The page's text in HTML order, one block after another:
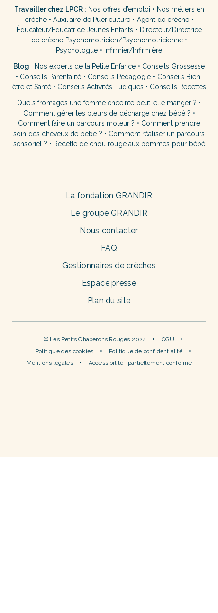
Travailler chez LPCR : Nos offres d’emploi • Nos métiers en
crèche• Auxiliaire de Puériculture• Agent de crèche•
Éducateur/Éducatrice Jeunes Enfants • Directeur/Directrice
de crèche Psychomotricien/Psychomotricienne•
Psychologue • Infirmier/Infirmière
Blog : Nos experts de la Petite Enfance • Conseils Grossesse
• Conseils Parentalité• Conseils Pédagogie• Conseils Bien-
être et Santé• Conseils Activités Ludiques • Conseils Recettes
Quels fromages une femme enceinte peut-elle manger ? •
Comment gérer les pleurs de décharge chez bébé ? •
Comment faire un parcours moteur ? • Comment prendre
soin des cheveux de bébé ? • Comment réaliser un parcours
sensoriel ? • Recette de chou rouge aux pommes pour bébé
La fondation GRANDIR
Le groupe GRANDIR
Nous contacter
FAQ
Gestionnaires de crèches
Espace presse
Plan du site
© Les Petits Chaperons Rouges 2024
CGU
Politique des cookies
Politique de confidentialité
Mentions légales
Accessibilité : partiellement conforme